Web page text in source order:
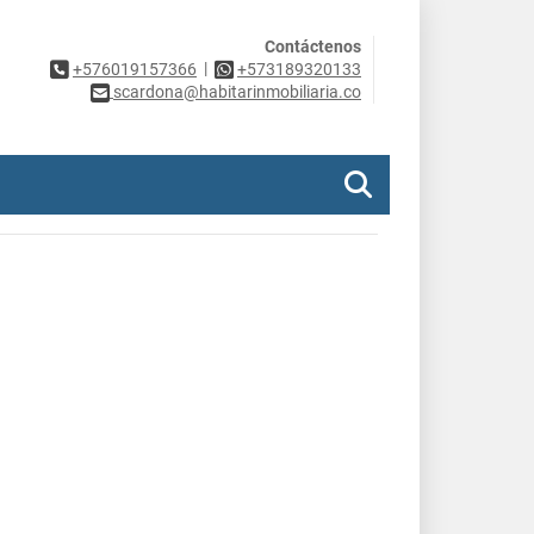
Contáctenos
+576019157366 |
+573189320133
scardona@habitarinmobiliaria.co